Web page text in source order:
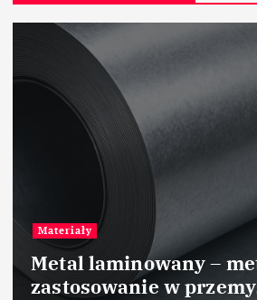
Zastosowanie polimerów
biodegradowalnych w
włókiennictwie